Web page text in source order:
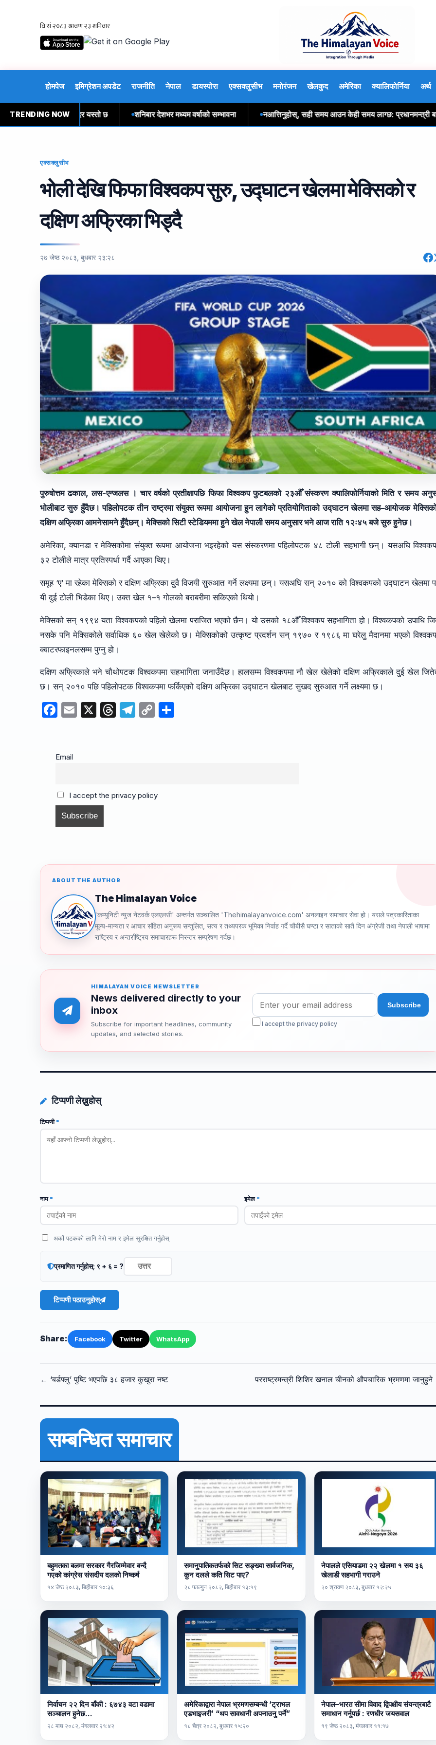
होमपेज इमिग्रेशन अपडेट राजनीति नेपाल डायस्पोरा एक्सक्लुसीभ मनोरंजन खेलकुद अमेरिका क्यालिफोर्निया अर्थ
TRENDING NOW
मुद्राको विनिमयदर यस्तो छ शनिबार देशभर मध्यम वर्षाको सम्भावना नआत्तिनुहोस्, सही समय आउन केही समय लाग्छ: प्रधानमन्त्री बालेन
एक्सक्लुसीभ
भोली देखि फिफा विश्वकप सुरु, उद्घाटन खेलमा मेक्सिको र
दक्षिण अफ्रिका भिड्दै
२७ जेष्ठ २०८३, बुधबार २३:२८
पुरुषोत्तम ढकाल, लस-एन्जलस । चार वर्षको प्रतीक्षापछि फिफा विश्वकप फुटबलको २३औँ संस्करण क्यालिफोर्नियाको मिति र समय
भोलीबाट सुरु हुँदैछ। पहिलोपटक तीन राष्ट्रमा संयुक्त रूपमा आयोजना हुन लागेको प्रतियोगिताको उद्घाटन खेलमा सह–आयोजक
दक्षिण अफ्रिका आमनेसामने हुँदैछन्। मेक्सिको सिटी स्टेडियममा हुने खेल नेपाली समय अनुसार भने आज राति १२ः४५ बजे सुरु हुनेछ।
अमेरिका, क्यानडा र मेक्सिकोमा संयुक्त रूपमा आयोजना भइरहेको यस संस्करणमा पहिलोपटक ४८ टोली सहभागी छन्। यसअघि
३२ टोलीले मात्र प्रतिस्पर्धा गर्दै आएका थिए।
समूह ‘ए’ मा रहेका मेक्सिको र दक्षिण अफ्रिका दुवै विजयी सुरुआत गर्ने लक्ष्यमा छन्। यसअघि सन् २०१० को विश्वकपको उद्घाटन खेलमा
यी दुई टोली भिडेका थिए। उक्त खेल १–१ गोलको बराबरीमा सकिएको थियो।
मेक्सिको सन् १९९४ यता विश्वकपको पहिलो खेलमा पराजित भएको छैन। यो उसको १८औँ विश्वकप सहभागिता हो। विश्वकपको उपाधि
नसके पनि मेक्सिकोले सर्वाधिक ६० खेल खेलेको छ। मेक्सिकोको उत्कृष्ट प्रदर्शन सन् १९७० र १९८६ मा घरेलु मैदानमा भएको
क्वाटरफाइनलसम्म पुग्नु हो।
दक्षिण अफ्रिकाले भने चौथोपटक विश्वकपमा सहभागिता जनाउँदैछ। हालसम्म विश्वकपमा नौ खेल खेलेको दक्षिण अफ्रिकाले दुई खेल
छ। सन् २०१० पछि पहिलोपटक विश्वकपमा फर्किएको दक्षिण अफ्रिका उद्घाटन खेलबाट सुखद सुरुआत गर्ने लक्ष्यमा छ।
F
e
o
o
k
E
X
T
s
T
m
C
k
Email
I accept the privacy policy
ABOUT THE AUTHOR
The Himalayan Voice
'कम्युनिटी न्युज नेटवर्क एलएलसी' अन्तर्गत सञ्चालित 'Thehimalayanvoice.com' अनलाइन समाचार सेवा हो। यसले पत्रकारिताका
मूल्य-मान्यता र आचार संहिता अनुरूप सन्तुलित, सत्य र तथ्यपरक भूमिका निर्वाह गर्दै चौबीसै घण्टा र साताको सातै दिन अंग्रेजी तथा नेपाली भाषामा
राष्ट्रिय र अन्तर्राष्ट्रिय समाचारहरू निरन्तर सम्प्रेषण गर्दछ।
HIMALAYAN VOICE NEWSLETTER
News delivered directly to your
inbox
Subscribe for important headlines, community
updates, and selected stories.
I accept the privacy policy
टिप्पणी लेख्नुहोस्
टिप्पणी*
नाम* इमेल*
अर्को पटकको लागि मेरो नाम र इमेल सुरक्षित गर्नुहोस्
प्रमाणित गर्नुहोस्: ९ + ६ = ?
टिप्पणी पठाउनुहोस्
Share: Facebook Twitter WhatsApp
← ‘बर्डफ्लु’ पुष्टि भएपछि ३८ हजार कुखुरा नष्ट परराष्ट्रमन्त्री शिशिर खनाल चीनको औपचारिक भ्रमणमा
सम्बन्धित समाचार
बहुमतका बलमा सरकार गैरजिम्मेवार बन्दै
गएको कांग्रेस संसदीय दलको निष्कर्ष
१४ जेष्ठ २०८३, बिहीबार १०:३६
समानुपातिकतर्फको सिट सङ्ख्या सार्वजनिक,
कुन दलले कति सिट पाए?
२८ फाल्गुन २०८२, बिहीबार १३:१९
नेपालले एसियाडमा २२ खेलमा १ सय ३६
खेलाडी सहभागी गराउने
२० श्रावण २०८३, बुधबार १२:२५
निर्वाचन २२ दिन बाँकी : ६७४३ वटा वडामा
सञ्चालन हुनेछ…
२८ माघ २०८२, मंगलवार २१:४२
अमेरिकाद्वारा नेपाल भ्रमणसम्बन्धी ‘ट्राभल
एडभाइजरी’ “थप सावधानी अपनाउनु पर्ने”
१८ चैत्र २०८२, बुधबार १५:२०
नेपाल–भारत सीमा विवाद द्विपक्षीय संयन्त्रबाटै
समाधान गर्नुपर्छ : रणधीर जयसवाल
१९ जेष्ठ २०८३, मंगलवार ११:१७